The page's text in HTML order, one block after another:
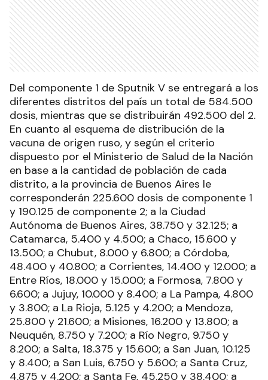
Del componente 1 de Sputnik V se entregará a los
diferentes distritos del país un total de 584.500
dosis, mientras que se distribuirán 492.500 del 2.
En cuanto al esquema de distribución de la
vacuna de origen ruso, y según el criterio
dispuesto por el Ministerio de Salud de la Nación
en base a la cantidad de población de cada
distrito, a la provincia de Buenos Aires le
corresponderán 225.600 dosis de componente 1
y 190.125 de componente 2; a la Ciudad
Autónoma de Buenos Aires, 38.750 y 32.125; a
Catamarca, 5.400 y 4.500; a Chaco, 15.600 y
13.500; a Chubut, 8.000 y 6.800; a Córdoba,
48.400 y 40.800; a Corrientes, 14.400 y 12.000; a
Entre Ríos, 18.000 y 15.000; a Formosa, 7.800 y
6.600; a Jujuy, 10.000 y 8.400; a La Pampa, 4.800
y 3.800; a La Rioja, 5.125 y 4.200; a Mendoza,
25.800 y 21.600; a Misiones, 16.200 y 13.800; a
Neuquén, 8.750 y 7.200; a Río Negro, 9.750 y
8.200; a Salta, 18.375 y 15.600; a San Juan, 10.125
y 8.400; a San Luis, 6.750 y 5.600; a Santa Cruz,
4.875 y 4.200; a Santa Fe, 45.250 y 38.400; a